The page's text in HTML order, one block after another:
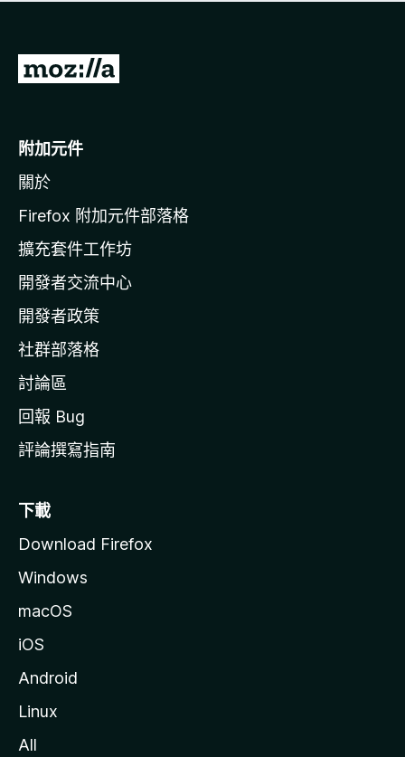
有
前
o
i
l
a
官
網
附加元件
關於
Firefox 附加元件部落格
擴充套件工作坊
開發者交流中心
開發者政策
社群部落格
討論區
回報 Bug
評論撰寫指南
下載
Download Firefox
Windows
macOS
iOS
Android
Linux
All